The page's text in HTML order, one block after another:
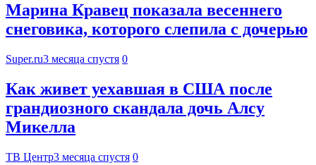
Марина Кравец показала весеннего
снеговика, которого слепила с дочерью
Super.ru3 месяца спустя 0
Как живет уехавшая в США после
грандиозного скандала дочь Алсу
Микелла
ТВ Центр3 месяца спустя 0